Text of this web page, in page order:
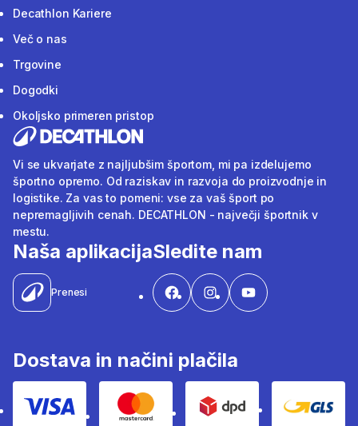
Decathlon Kariere
Več o nas
Trgovine
Dogodki
Okoljsko primeren pristop
Vi se ukvarjate z najljubšim športom, mi pa izdelujemo
športno opremo. Od raziskav in razvoja do proizvodnje in
logistike. Za vas to pomeni: vse za vaš šport po
nepremagljivih cenah. DECATHLON - največji športnik v
mestu.
Naša aplikacija
Prenesi
Sledite nam
Dostava in načini plačila
Visa Mastercard Dpd Gls